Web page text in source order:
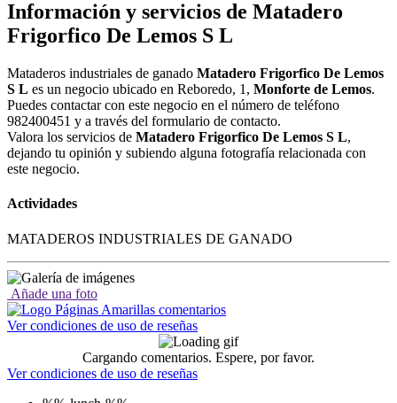
Información y servicios de Matadero
Frigorfico De Lemos S L
Mataderos industriales de ganado Matadero Frigorfico De Lemos
S L es un negocio ubicado en Reboredo, 1, Monforte de Lemos.
Puedes contactar con este negocio en el número de teléfono
982400451 y a través del formulario de contacto.
Valora los servicios de Matadero Frigorfico De Lemos S L,
dejando tu opinión y subiendo alguna fotografía relacionada con
este negocio.
Actividades
MATADEROS INDUSTRIALES DE GANADO
Añade una foto
Ver condiciones de uso de reseñas
Cargando comentarios. Espere, por favor.
Ver condiciones de uso de reseñas